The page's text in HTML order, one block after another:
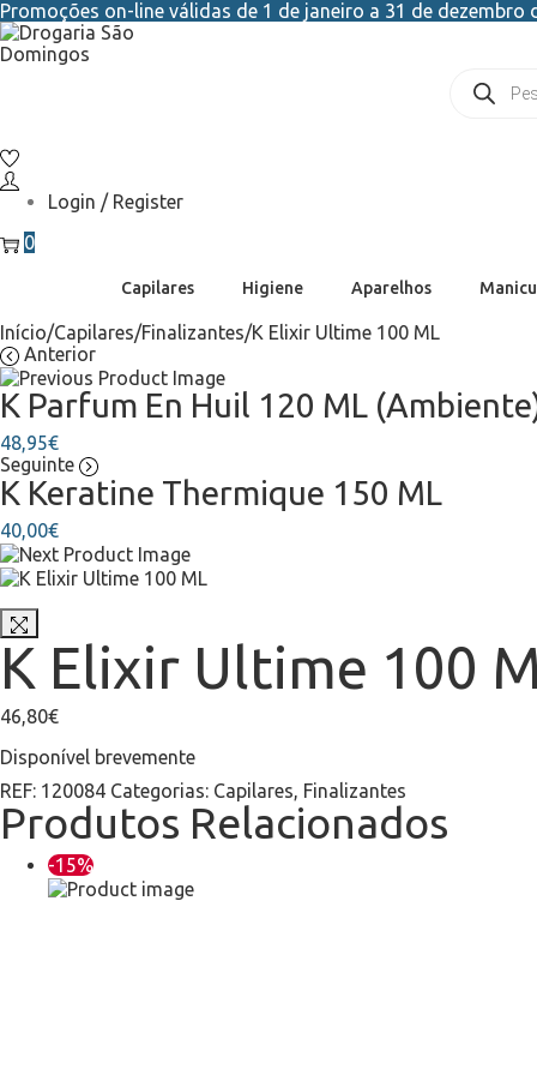
Promoções on-line válidas de 1 de janeiro a 31 de
Login / Register
0
Capilares Higiene Aparelhos
Início/Capilares/Finalizantes/K Elixir Ultime 100 ML
Anterior
K Parfum En Huil 120 ML
48,95€
Seguinte
K Keratine Thermique 150 ML
40,00€
K Elixir Ultime 100
46,80€
Disponível brevemente
REF: 120084 Categorias: Capilares, Finalizantes
Produtos Relacionados
-15%